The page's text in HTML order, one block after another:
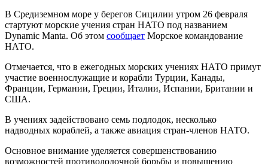
В Средиземном море у берегов Сицилии утром 26 февраля
стартуют морские учения стран НАТО под названием
Dynamic Manta. Об этом сообщает Морское командование
НАТО.
Отмечается, что в ежегодных морских учениях НАТО примут
участие военнослужащие и корабли Турции, Канады,
Франции, Германии, Греции, Италии, Испании, Британии и
США.
В учениях задействовано семь подлодок, несколько
надводных кораблей, а также авиация стран-членов НАТО.
Основное внимание уделяется совершенствованию
возможностей противолодочной борьбы и повышению